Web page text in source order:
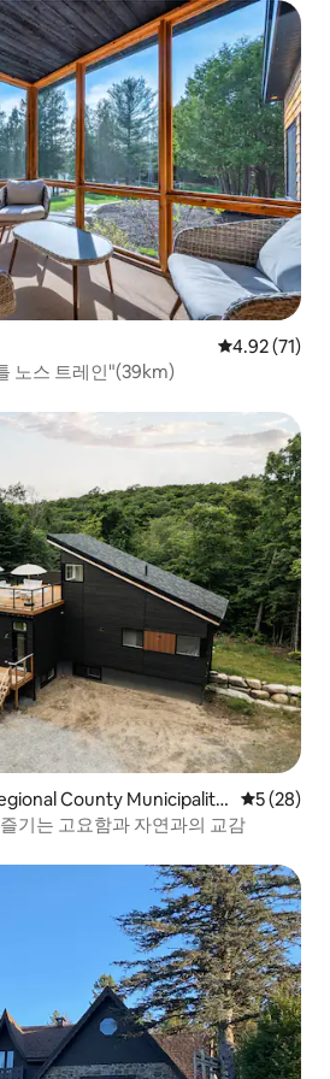
평점 4.92점
4.92 (71)
노스 트레인"(39km)
County Municipality
평점 5점(5
5 (28)
기는 고요함과 자연과의 교감